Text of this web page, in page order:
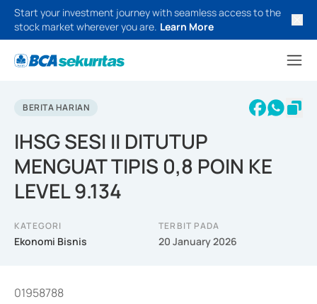
Start your investment journey with seamless access to the
stock market wherever you are. Learn More
BERITA HARIAN
IHSG SESI II DITUTUP
MENGUAT TIPIS 0,8 POIN KE
LEVEL 9.134
KATEGORI
Ekonomi Bisnis
TERBIT PADA
20 January 2026
01958788